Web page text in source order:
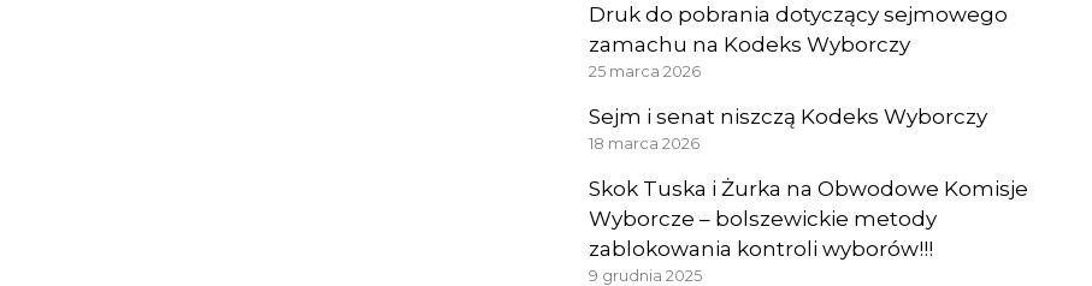
Druk do pobrania dotyczący sejmowego
zamachu na Kodeks Wyborczy
25 marca 2026
Sejm i senat niszczą Kodeks Wyborczy
18 marca 2026
Skok Tuska i Żurka na Obwodowe Komisje
Wyborcze – bolszewickie metody
zablokowania kontroli wyborów!!!
9 grudnia 2025